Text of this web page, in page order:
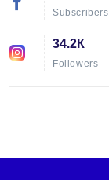
Subscribers
34.2К
Followers